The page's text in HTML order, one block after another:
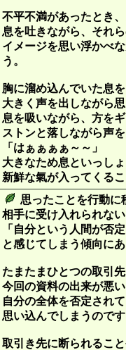
不平不満があったとき
息を吐きながら、それ
イメージを思い浮かべ
う。
胸に溜め込んでいた息
大きく声を出しながら
息を吸いながら、方を
ストンと落しながら声
「はぁぁぁぁ～～」
大きなため息といっし
新鮮な氣が入ってくる
思ったことを行動に
相手に受け入れられな
「自分という人間が否
と感じてしまう傾向に
たまたまひとつの取引
今回の資料の出来が悪
自分の全体を否定され
思い込んでしまうので
取引き先に断られるこ